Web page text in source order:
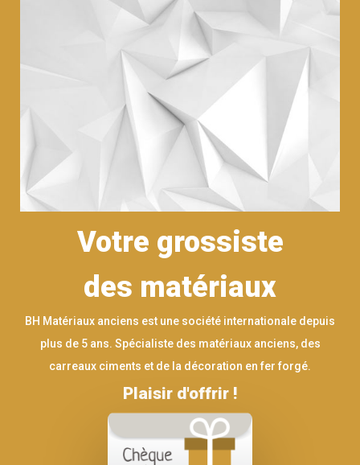
Votre grossiste
des matériaux
BH Matériaux anciens est une société internationale depuis
plus de 5 ans. Spécialiste des matériaux anciens, des
carreaux ciments et de la décoration en fer forgé.
Plaisir d'offrir !